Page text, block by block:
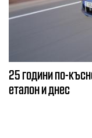
25 години по-
еталон и днес